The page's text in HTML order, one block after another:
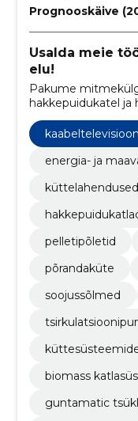
Prognooskäive
Usalda meie
elu!
Pakume
hakkepuidukatel ja
tõhusa soojuse ja
põrandakütte,
kaabeltelevisioon
energia- ja
küttelahendused
pelletipõletid
põrandaküte
soojussõlmed
biomass
guntamatic